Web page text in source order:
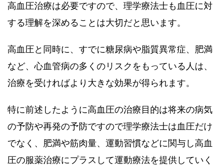
高血圧治療は必要ですので、理学療法士も血圧に対
する理解を深めることは大切だと思います。
高血圧と同時に、すでに糖尿病や脂質異常症、肥満
など、心血管病の多くのリスクをもっている人は、
治療を受ければより大きな効果が得られます。
特に前述したように高血圧の治療目的は将来の病気
の予防や再発の予防ですので理学療法士は血圧だけ
でなく、肥満や筋肉量、運動習慣などに関与し高血
圧の服薬治療にプラスして運動療法を提供していく